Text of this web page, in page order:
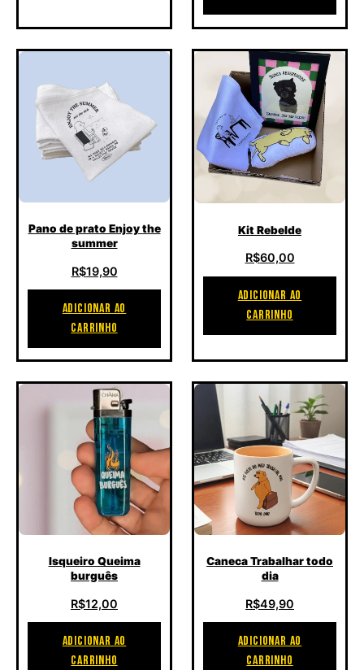
Pano de prato Enjoy the
summer
R$19,90
ADICIONAR AO
CARRINHO
Kit Rebelde
R$60,00
ADICIONAR AO
CARRINHO
Isqueiro Queima
burguês
R$12,00
ADICIONAR AO
CARRINHO
Caneca Trabalhar todo
dia
R$49,90
ADICIONAR AO
CARRINHO